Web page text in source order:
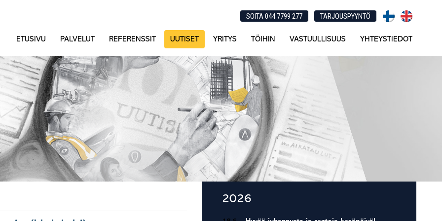
SOITA 044 7799 277 TARJOUSPYYNTÖ
ETUSIVU PALVELUT REFERENSSIT UUTISET YRITYS TÖIHIN VASTUULLISUUS YHTEYSTIEDOT
Ensisijainen
2026